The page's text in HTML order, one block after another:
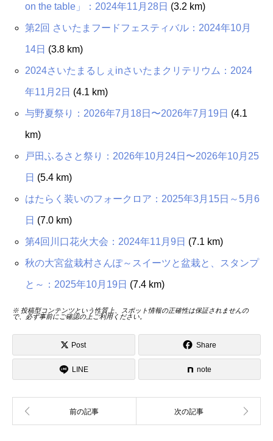
on the table」：2024年11月28日 (3.2 km)
第2回 さいたまフードフェスティバル：2024年10月
14日 (3.8 km)
2024さいたまるしぇinさいたまクリテリウム：2024
年11月2日 (4.1 km)
与野夏祭り：2026年7月18日〜2026年7月19日 (4.1
km)
戸田ふるさと祭り：2026年10月24日〜2026年10月25
日 (5.4 km)
はたらく装いのフォークロア：2025年3月15日～5月6
日 (7.0 km)
第4回川口花火大会：2024年11月9日 (7.1 km)
秋の大宮盆栽村さんぽ～スイーツと盆栽と、スタンプ
と～：2025年10月19日 (7.4 km)
※ 投稿型コンテンツという性質上、スポット情報の正確性は保証されませんの
で、必ず事前にご確認の上ご利用ください。
Post Share
LINE note